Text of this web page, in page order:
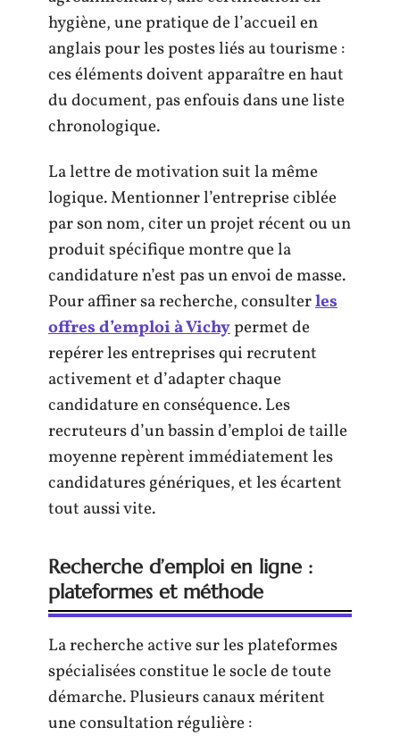
hygiène, une pratique de l’accueil en
anglais pour les postes liés au tourisme :
ces éléments doivent apparaître en haut
du document, pas enfouis dans une liste
chronologique.
La lettre de motivation suit la même
logique. Mentionner l’entreprise ciblée
par son nom, citer un projet récent ou un
produit spécifique montre que la
candidature n’est pas un envoi de masse.
Pour affiner sa recherche, consulterles
offres d’emploi à Vichypermet de
repérer les entreprises qui recrutent
activement et d’adapter chaque
candidature en conséquence. Les
recruteurs d’un bassin d’emploi de taille
moyenne repèrent immédiatement les
candidatures génériques, et les écartent
tout aussi vite.
Recherche d’emploi en ligne :
plateformes et méthode
La recherche active sur les plateformes
spécialisées constitue le socle de toute
démarche. Plusieurs canaux méritent
une consultation régulière :